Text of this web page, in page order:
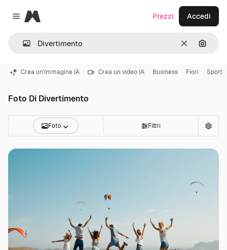
Close menu
Magnific
CancellaCerca
Prezzi Accedi
Crea un'immagine IA Crea un video IA Business Fiori Sport
Foto Di Divertimento
Foto Filtri